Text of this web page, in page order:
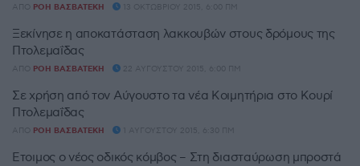
ΑΠΌ ΡΌΗ ΒΑΣΒΑΤΈΚΗ 13 ΟΚΤΩΒΡΊΟΥ 2015, 6:00 ΠΜ
Ξεκίνησε η αποκατάσταση λακκουβών στους δρόμους της
Πτολεμαΐδας
ΑΠΌ ΡΌΗ ΒΑΣΒΑΤΈΚΗ 22 ΑΥΓΟΎΣΤΟΥ 2015, 6:00 ΠΜ
Σε χρήση από τον Αύγουστο τα νέα Κοιμητήρια στο Κουρί
Πτολεμαΐδας
ΑΠΌ ΡΌΗ ΒΑΣΒΑΤΈΚΗ 1 ΑΥΓΟΎΣΤΟΥ 2015, 6:30 ΠΜ
Έτοιμος ο νέος οδικός κόμβος – Στη διασταύρωση μπροστά